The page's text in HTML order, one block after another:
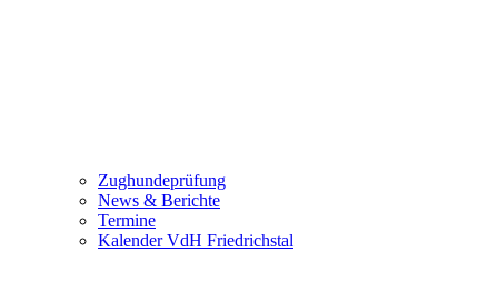
Zughundeprüfung
News & Berichte
Termine
Kalender VdH Friedrichstal